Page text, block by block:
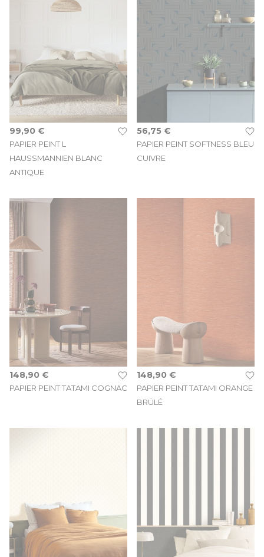
PAPIER PEINT L
HAUSSMANNIEN BLANC
ANTIQUE
99,90 €
PAPIER PEINT SOFTNESS BLEU
CUIVRE
56,75 €
PAPIER PEINT TATAMI COGNAC
148,90 €
PAPIER PEINT TATAMI ORANGE
BRÜLÉ
148,90 €